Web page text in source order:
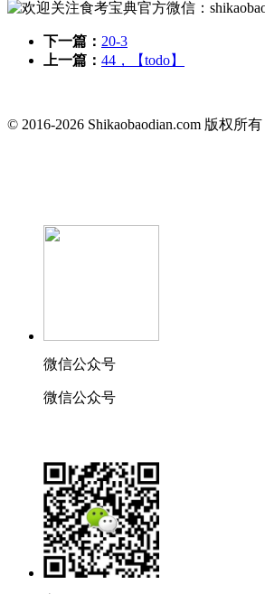
下一篇： 20-3
上一篇： 44，【todo】
© 2016-2026 Shikaobaodian.com 版权所有
微信公众号
微信公众号